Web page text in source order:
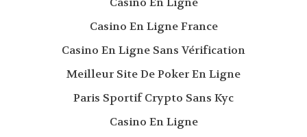
Casino En Ligne France
Casino En Ligne Sans Vérification
Meilleur Site De Poker En Ligne
Paris Sportif Crypto Sans Kyc
Casino En Ligne